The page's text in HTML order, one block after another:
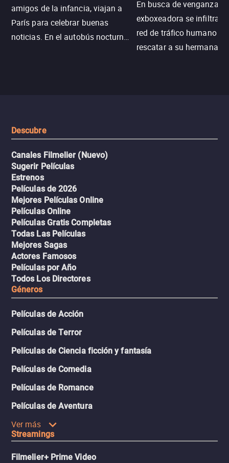
amigos de la infancia, viajan a
París para celebrar buenas
noticias. En el autobús nocturno
En busca de venganza,
exboxeadora se infiltra
red de tráfico humano
rescatar a su hermana
Descubre
Canales Filmelier (Nuevo)
Sugerir Películas
Estrenos
Películas de 2026
Mejores Películas Online
Películas Online
Películas Gratis Completas
Todas Las Películas
Mejores Sagas
Actores Famosos
Películas por Año
Todos Los Directores
Géneros
Películas de Acción
Películas de Terror
Películas de Ciencia ficción y fantasía
Películas de Comedia
Películas de Romance
Películas de Aventura
Ver más
Streamings
Filmelier+ Prime Video